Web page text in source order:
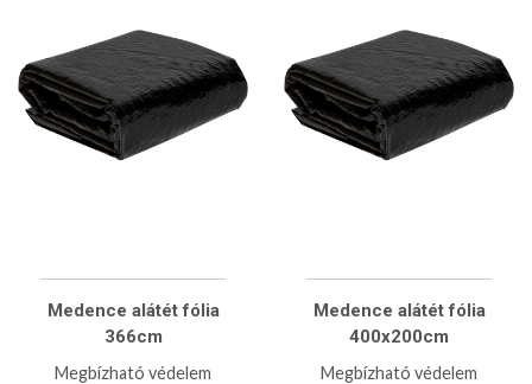
gondolkodik.
gondolkodik.
Medence alátét fólia
366cm
Megbízható védelem
Medence alátét fólia
400x200cm
Megbízható védelem